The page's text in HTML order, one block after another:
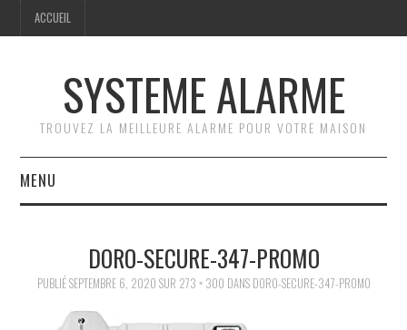
ACCUEIL
SYSTEME ALARME
TROUVEZ LA MEILLEURE ALARME POUR VOTRE MAISON
MENU
GUIDE PRATIQUE
COMPARATIF DES
DORO-SECURE-347-PROMO
PUBLIÉSEPTEMBRE 6, 2020 SUR 273 × 300 DANS DORO-SECURE-347-PROMO